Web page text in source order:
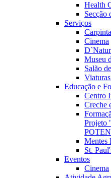
Health
Secção
Serviços
Cinema
Museu
Salão
Educação e
Centro
Creche
Mentes
St.
Eventos
Cinema